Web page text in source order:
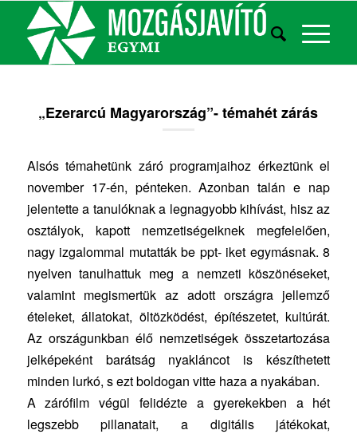
„Ezerarcú Magyarország”- témahét zárás
Alsós témahetünk záró programjaihoz érkeztünk el
november 17-én, pénteken. Azonban talán e nap
jelentette a tanulóknak a legnagyobb kihívást, hisz az
osztályok, kapott nemzetiségeiknek megfelelően,
nagy izgalommal mutatták be ppt- iket egymásnak. 8
nyelven tanulhattuk meg a nemzeti köszönéseket,
valamint megismertük az adott országra jellemző
ételeket, állatokat, öltözködést, építészetet, kultúrát.
Az országunkban élő nemzetiségek összetartozása
jelképeként barátság nyakláncot is készíthetett
minden lurkó, s ezt boldogan vitte haza a nyakában.
A zárófilm végül felidézte a gyerekekben a hét
legszebb pillanatait, a digitális játékokat,